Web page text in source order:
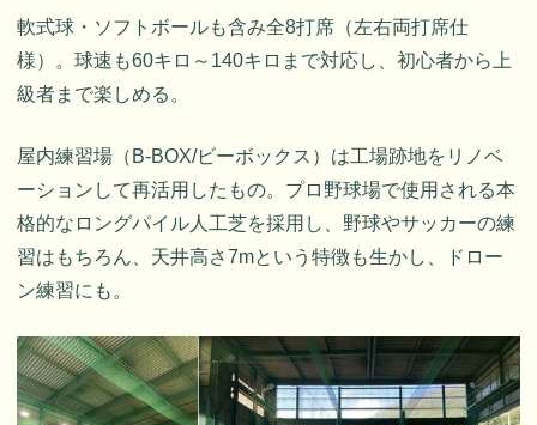
軟式球・ソフトボールも含み全8打席（左右両打席仕
様）。球速も60キロ～140キロまで対応し、初心者から上
級者まで楽しめる。
屋内練習場（B-BOX/ビーボックス）は工場跡地をリノベ
ーションして再活用したもの。プロ野球場で使用される本
格的なロングパイル人工芝を採用し、野球やサッカーの練
習はもちろん、天井高さ7mという特徴も生かし、ドロー
ン練習にも。